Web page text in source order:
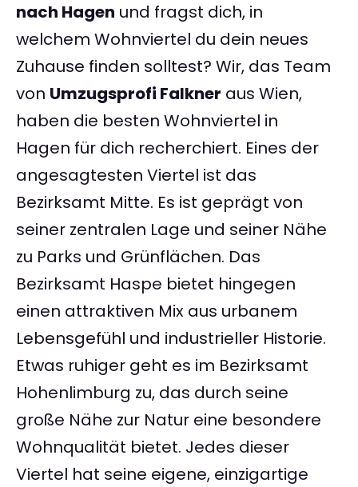
nach Hagen und fragst dich, in
welchem Wohnviertel du dein neues
Zuhause finden solltest? Wir, das Team
von Umzugsprofi Falkner aus Wien,
haben die besten Wohnviertel in
Hagen für dich recherchiert. Eines der
angesagtesten Viertel ist das
Bezirksamt Mitte. Es ist geprägt von
seiner zentralen Lage und seiner Nähe
zu Parks und Grünflächen. Das
Bezirksamt Haspe bietet hingegen
einen attraktiven Mix aus urbanem
Lebensgefühl und industrieller Historie.
Etwas ruhiger geht es im Bezirksamt
Hohenlimburg zu, das durch seine
große Nähe zur Natur eine besondere
Wohnqualität bietet. Jedes dieser
Viertel hat seine eigene, einzigartige